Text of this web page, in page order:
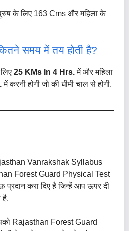
के लिए 163 Cms और महिला के
समय में तय होती है?
25 KMs In 4 Hrs.में और महिला
में करनी होगी जो की धीमी चाल से होगी.
Vanrakshak Syllabus
Forest Guard Physical Test
प्रदान करा दिए है जिन्हें आप ऊपर दी
है.
Rajasthan Forest Guard